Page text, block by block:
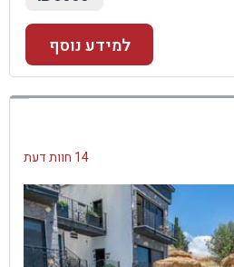
למידע נוסף
14 חוות דעת